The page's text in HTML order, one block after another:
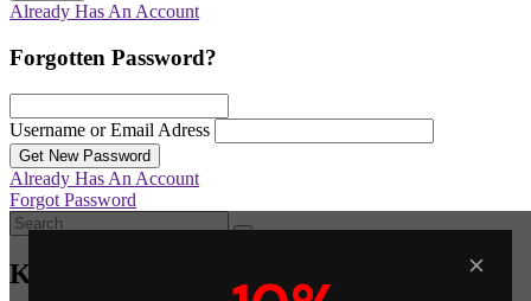
Already Has An Account
Forgotten Password?
Username or Email Adress
Get New Password
Already Has An Account
Forgot Password
Καλάθι